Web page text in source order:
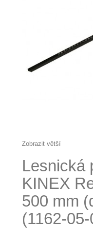
Zobrazit větší
Lesnická
KINEX
500 mm
(1162-